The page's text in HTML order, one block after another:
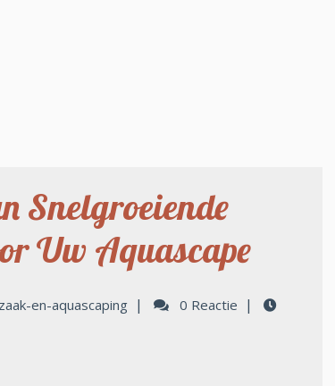
Snelgroeiende
Uw Aquascape
en-aquascaping | 0 Reactie |